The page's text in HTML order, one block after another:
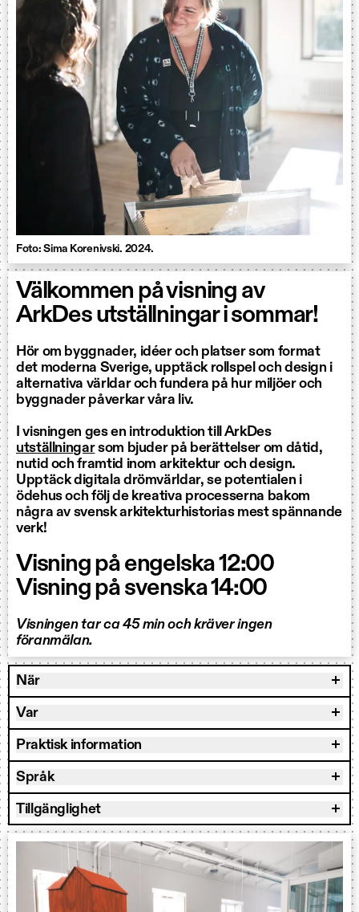
Foto: Sima Korenivski. 2024.
Välkommen på visning av
ArkDes utställningar i sommar!
Hör om byggnader, idéer och platser som format
det moderna Sverige, upptäck rollspel och design i
alternativa världar och fundera på hur miljöer och
byggnader påverkar våra liv.
I visningen ges en introduktion till ArkDes
utställningarsom bjuder på berättelser om dåtid,
nutid och framtid inom arkitektur och design.
Upptäck digitala drömvärldar, se potentialen i
ödehus och följ de kreativa processerna bakom
några av svensk arkitekturhistorias mest spännande
verk!
Visning på engelska 12:00
Visning på svenska 14:00
Visningen tar ca 45 min och kräver ingen
föranmälan.
När
Var
Praktisk information
Språk
Tillgänglighet